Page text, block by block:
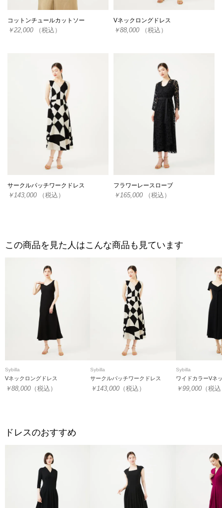
コットンチュールカットソー
￥22,000 （税込）
Vネックロングドレス
￥88,000 （税込）
サークルパッチワークドレス
￥143,000 （税込）
フラワーレースローブ
￥165,000 （税込）
この商品を見た人はこんな商品も見ています
Sybilla
Vネックロングドレス
￥88,000 （税込）
Sybilla
サークルパッチワークドレス
￥143,000 （税込）
Sybilla
ワイドカラーVネ
￥99,000（税
ドレスのおすすめ